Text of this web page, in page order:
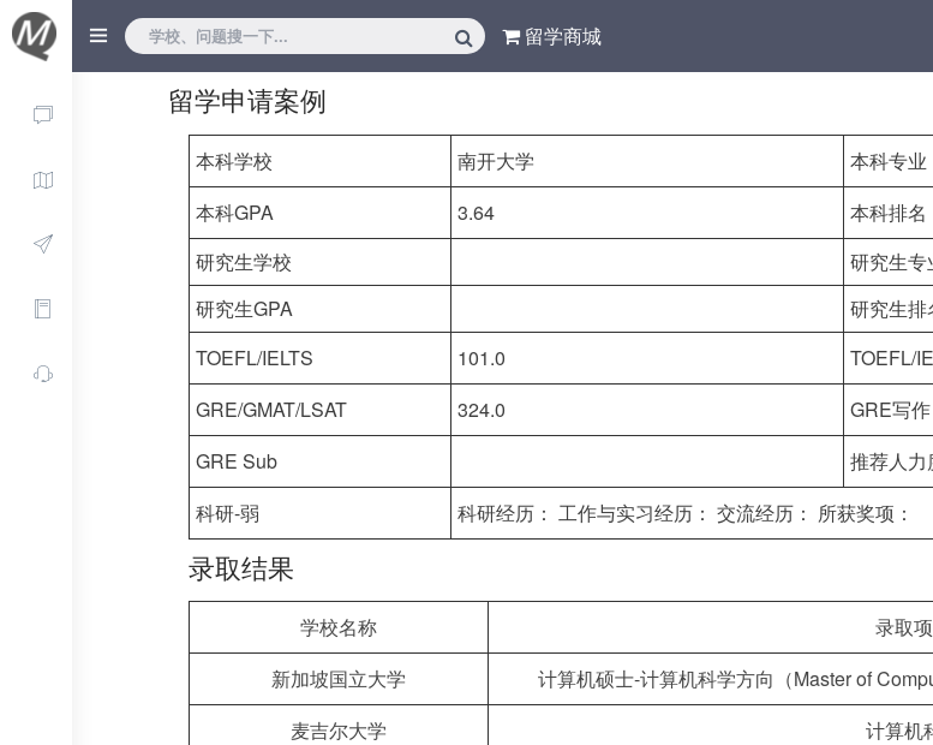
留学商城
留学申请案例
本科学校 南开大学 本科专业
本科GPA
3.64
本科排名
研究生学校
研究生专
研究生GPA
研究生排
TOEFL/IELTS
101.0
TOEFL/
GRE/GMAT/LSAT
324.0
GRE写作
GRE Sub
推荐人力
科研-弱
科研经历： 工作与实习经历： 交流经历： 所获奖项：
录取结果
学校名称 录取
新加坡国立大学
计算机硕士-计算机科学方向（Master of
麦吉尔大学
计算机